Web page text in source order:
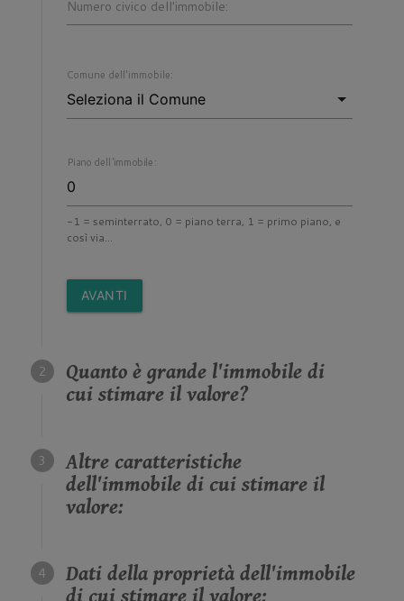
Numero civico dell'immobile:
Comune dell'immobile:
Piano dell'immobile:
-1 = seminterrato, 0 = piano terra, 1 = primo piano, e
così via...
AVANTI
Quanto è grande l'immobile di
cui stimare il valore?
Altre caratteristiche
dell'immobile di cui stimare il
valore:
Dati della proprietà dell'immobile